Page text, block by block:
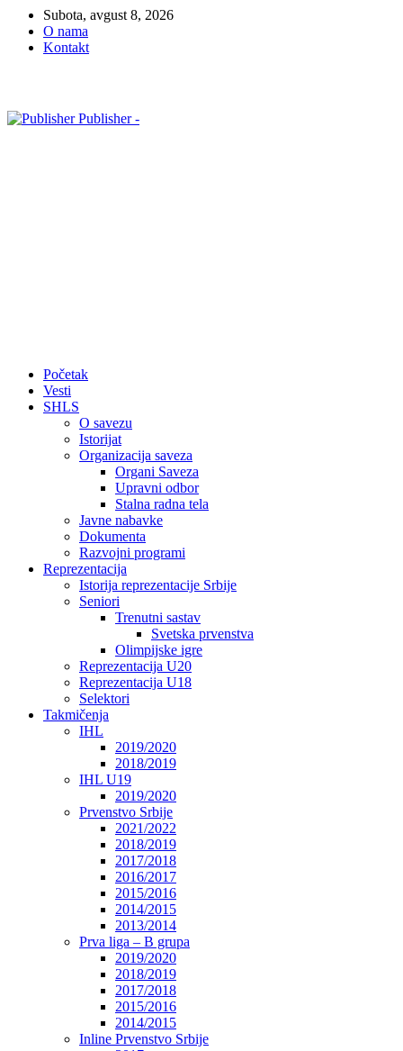
Subota, avgust 8, 2026
O nama
Kontakt
Publisher -
Početak
Vesti
SHLS
O savezu
Istorijat
Organizacija saveza
Organi Saveza
Upravni odbor
Stalna radna tela
Javne nabavke
Dokumenta
Razvojni programi
Reprezentacija
Istorija reprezentacije Srbije
Seniori
Trenutni sastav
Svetska prvenstva
Olimpijske igre
Reprezentacija U20
Reprezentacija U18
Selektori
Takmičenja
IHL
2019/2020
2018/2019
IHL U19
2019/2020
Prvenstvo Srbije
2021/2022
2018/2019
2017/2018
2016/2017
2015/2016
2014/2015
2013/2014
Prva liga – B grupa
2019/2020
2018/2019
2017/2018
2015/2016
2014/2015
Inline Prvenstvo Srbije